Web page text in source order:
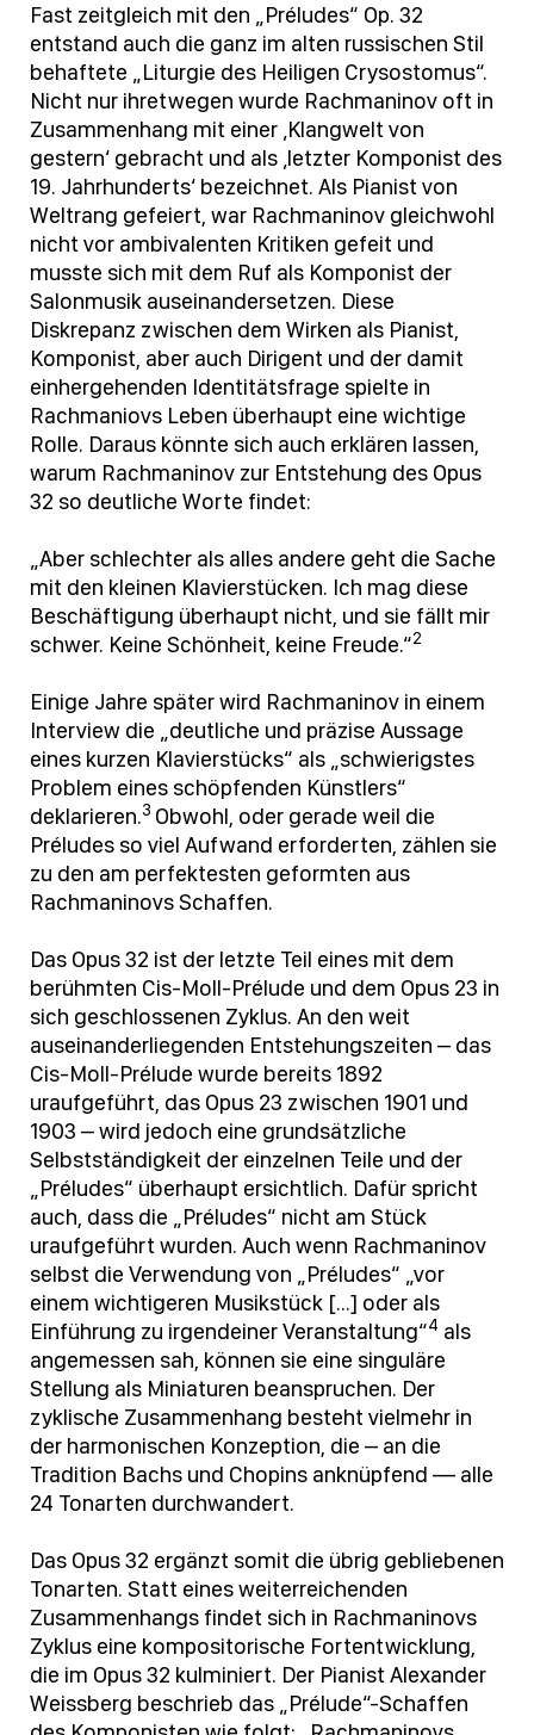
Fast zeitgleich mit den „Préludes“ Op. 32
entstand auch die ganz im alten russischen Stil
behaftete „Liturgie des Heiligen Crysostomus“.
Nicht nur ihretwegen wurde Rachmaninov oft in
Zusammenhang mit einer ‚Klangwelt von
gestern‘ gebracht und als ‚letzter Komponist des
19. Jahrhunderts‘ bezeichnet. Als Pianist von
Weltrang gefeiert, war Rachmaninov gleichwohl
nicht vor ambivalenten Kritiken gefeit und
musste sich mit dem Ruf als Komponist der
Salonmusik auseinandersetzen. Diese
Diskrepanz zwischen dem Wirken als Pianist,
Komponist, aber auch Dirigent und der damit
einhergehenden Identitätsfrage spielte in
Rachmaniovs Leben überhaupt eine wichtige
Rolle. Daraus könnte sich auch erklären lassen,
warum Rachmaninov zur Entstehung des Opus
32 so deutliche Worte findet:
„Aber schlechter als alles andere geht die Sache
mit den kleinen Klavierstücken. Ich mag diese
Beschäftigung überhaupt nicht, und sie fällt mir
schwer. Keine Schönheit, keine Freude.“2
Einige Jahre später wird Rachmaninov in einem
Interview die „deutliche und präzise Aussage
eines kurzen Klavierstücks“ als „schwierigstes
Problem eines schöpfenden Künstlers“
deklarieren.3 Obwohl, oder gerade weil die
Préludes so viel Aufwand erforderten, zählen sie
zu den am perfektesten geformten aus
Rachmaninovs Schaffen.
Das Opus 32 ist der letzte Teil eines mit dem
berühmten Cis-Moll-Prélude und dem Opus 23 in
sich geschlossenen Zyklus. An den weit
auseinanderliegenden Entstehungszeiten – das
Cis-Moll-Prélude wurde bereits 1892
uraufgeführt, das Opus 23 zwischen 1901 und
1903 – wird jedoch eine grundsätzliche
Selbstständigkeit der einzelnen Teile und der
„Préludes“ überhaupt ersichtlich. Dafür spricht
auch, dass die „Préludes“ nicht am Stück
uraufgeführt wurden. Auch wenn Rachmaninov
selbst die Verwendung von „Préludes“ „vor
einem wichtigeren Musikstück […] oder als
Einführung zu irgendeiner Veranstaltung“4 als
angemessen sah, können sie eine singuläre
Stellung als Miniaturen beanspruchen. Der
zyklische Zusammenhang besteht vielmehr in
der harmonischen Konzeption, die – an die
Tradition Bachs und Chopins anknüpfend — alle
24 Tonarten durchwandert.
Das Opus 32 ergänzt somit die übrig gebliebenen
Tonarten. Statt eines weiterreichenden
Zusammenhangs findet sich in Rachmaninovs
Zyklus eine kompositorische Fortentwicklung,
die im Opus 32 kulminiert. Der Pianist Alexander
Weissberg beschrieb das „Prélude“-Schaffen